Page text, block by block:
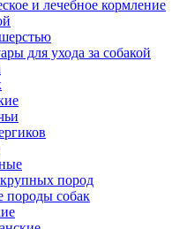
и лечебное кормление
для ухода за собакой
пород
породы собак